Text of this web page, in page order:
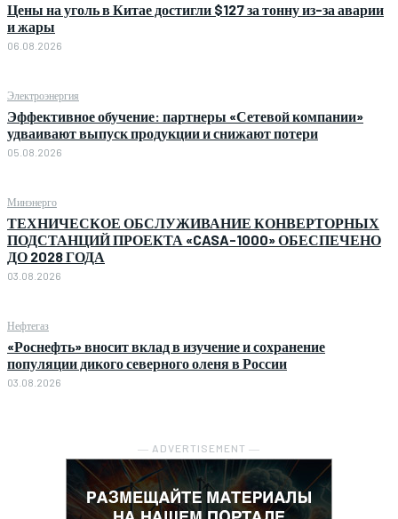
Цены на уголь в Китае достигли $127 за тонну из-за аварии
и жары
06.08.2026
Электроэнергия
Эффективное обучение: партнеры «Сетевой компании»
удваивают выпуск продукции и снижают потери
05.08.2026
Минэнерго
ТЕХНИЧЕСКОЕ ОБСЛУЖИВАНИЕ КОНВЕРТОРНЫХ
ПОДСТАНЦИЙ ПРОЕКТА «CASA-1000» ОБЕСПЕЧЕНО
ДО 2028 ГОДА
03.08.2026
Нефтегаз
«Роснефть» вносит вклад в изучение и сохранение
популяции дикого северного оленя в России
03.08.2026
― ADVERTISEMENT ―